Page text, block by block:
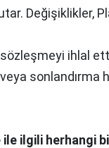
Değişiklikler,
ihlal
sonlandırma
ilgili herhangi